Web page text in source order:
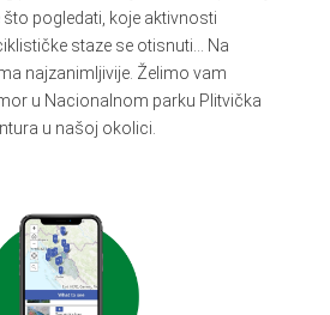
pogledati, koje aktivnosti
staze se otisnuti… Na
najzanimljivije. Želimo vam
u Nacionalnom parku Plitvička
u našoj okolici.